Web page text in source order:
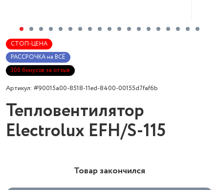
СТОП-ЦЕНА
РАССРОЧКА на ВСЁ
300 бонусов за отзыв
Артикул: #90015a00-8518-11ed-8400-00155d7faf6b
Тепловентилятор
Electrolux EFH/S-115
Товар закончился